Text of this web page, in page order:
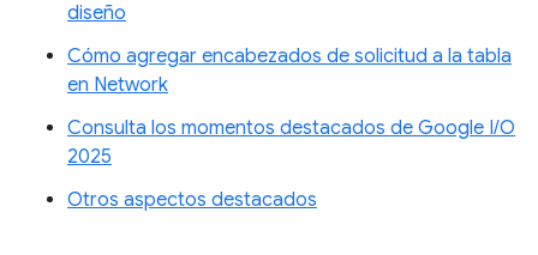
diseño
Cómo agregar encabezados de solicitud a la tabla
en Network
Consulta los momentos destacados de Google I/O
2025
Otros aspectos destacados